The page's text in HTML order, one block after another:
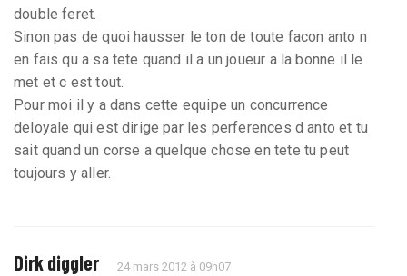
double feret.
Sinon pas de quoi hausser le ton de toute facon anto n
en fais qu a sa tete quand il a un joueur a la bonne il le
met et c est tout.
Pour moi il y a dans cette equipe un concurrence
deloyale qui est dirige par les perferences d anto et tu
sait quand un corse a quelque chose en tete tu peut
toujours y aller.
Dirk diggler 24 mars 2012 à 09h07